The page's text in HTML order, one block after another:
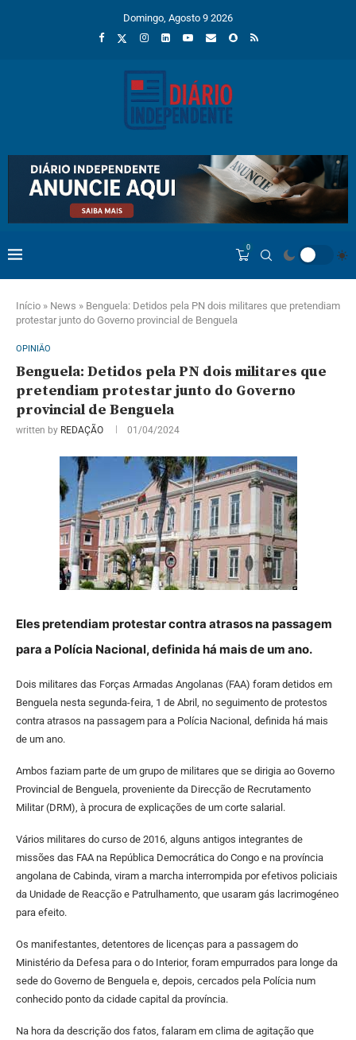
Domingo, Agosto 9 2026
0
Início » News » Benguela: Detidos pela PN dois militares que pretendiam
protestar junto do Governo provincial de Benguela
OPINIÃO
Benguela: Detidos pela PN dois militares que
pretendiam protestar junto do Governo
provincial de Benguela
written by REDAÇÃO 01/04/2024
Eles pretendiam protestar contra atrasos na passagem
para a Polícia Nacional, definida há mais de um ano.
Dois militares das Forças Armadas Angolanas (FAA) foram detidos em
Benguela nesta segunda-feira, 1 de Abril, no seguimento de protestos
contra atrasos na passagem para a Polícia Nacional, definida há mais
de um ano.
Ambos faziam parte de um grupo de militares que se dirigia ao Governo
Provincial de Benguela, proveniente da Direcção de Recrutamento
Militar (DRM), à procura de explicações de um corte salarial.
Vários militares do curso de 2016, alguns antigos integrantes de
missões das FAA na República Democrática do Congo e na província
angolana de Cabinda, viram a marcha interrompida por efetivos policiais
da Unidade de Reacção e Patrulhamento, que usaram gás lacrimogéneo
para efeito.
Os manifestantes, detentores de licenças para a passagem do
Ministério da Defesa para o do Interior, foram empurrados para longe da
sede do Governo de Benguela e, depois, cercados pela Polícia num
conhecido ponto da cidade capital da província.
Na hora da descrição dos fatos, falaram em clima de agitação que